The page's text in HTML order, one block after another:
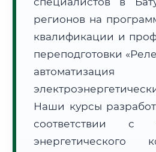
Расчет логистики оригиналов:
• Маршрут транзита:~3 333 км
• Экспресс-доставка СДЭК / Почтой:
5–7
регионов на
квалификации и
переподготовки
автоматизация
Наши курсы
соответствии с
энергетического